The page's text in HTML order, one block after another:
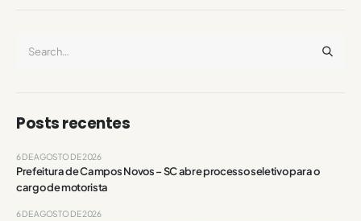
Posts recentes
Prefeitura de Campos Novos – SC abre processo seletivo para o
cargo de motorista
6 DE AGOSTO DE 2026
6 DE AGOSTO DE 2026